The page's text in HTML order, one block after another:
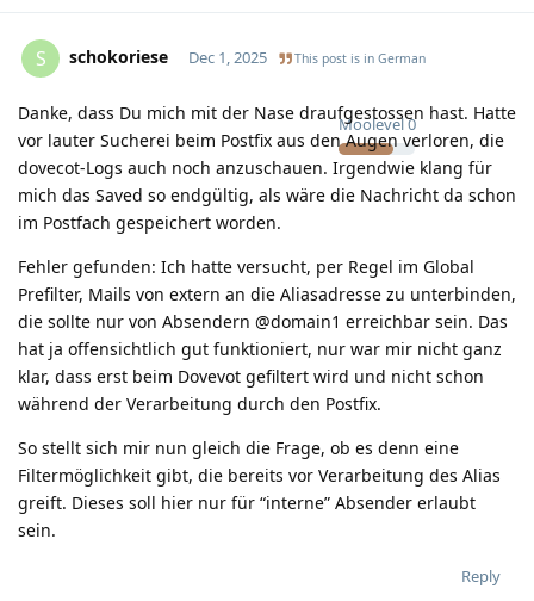
S schokoriese
Moolevel0
Dec 1, 2025 This post is in German
Danke, dass Du mich mit der Nase draufgestossen hast. Hatte
vor lauter Sucherei beim Postfix aus den Augen verloren, die
dovecot-Logs auch noch anzuschauen. Irgendwie klang für
mich das Saved so endgültig, als wäre die Nachricht da schon
im Postfach gespeichert worden.
Fehler gefunden: Ich hatte versucht, per Regel im Global
Prefilter, Mails von extern an die Aliasadresse zu unterbinden,
die sollte nur von Absendern @domain1 erreichbar sein. Das
hat ja offensichtlich gut funktioniert, nur war mir nicht ganz
klar, dass erst beim Dovevot gefiltert wird und nicht schon
während der Verarbeitung durch den Postfix.
So stellt sich mir nun gleich die Frage, ob es denn eine
Filtermöglichkeit gibt, die bereits vor Verarbeitung des Alias
greift. Dieses soll hier nur für “interne” Absender erlaubt
sein.
Reply